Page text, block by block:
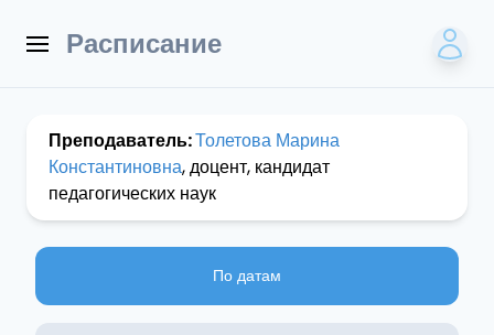
Расписание
Преподаватель:Толетова Марина
Константиновна, доцент, кандидат
педагогических наук
По датам